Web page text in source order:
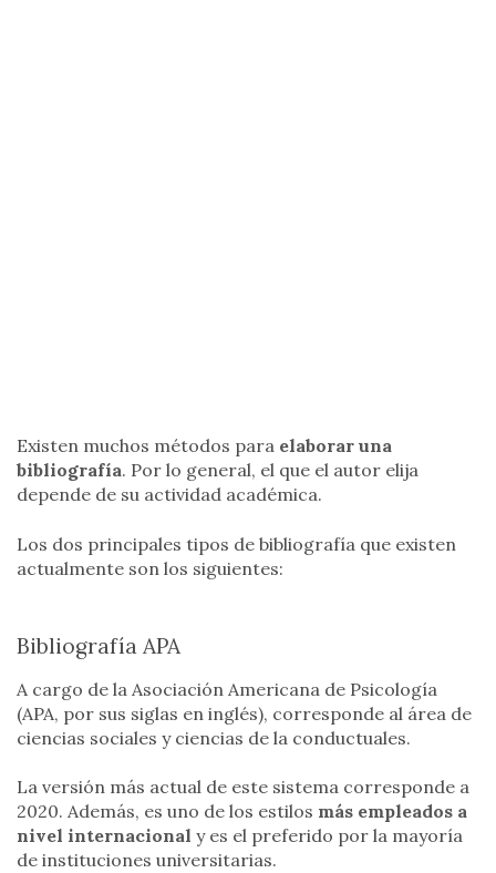
Existen muchos métodos para elaborar una
bibliografía. Por lo general, el que el autor elija
depende de su actividad académica.
Los dos principales tipos de bibliografía que existen
actualmente son los siguientes:
Bibliografía APA
A cargo de la Asociación Americana de Psicología
(APA, por sus siglas en inglés), corresponde al área de
ciencias sociales y ciencias de la conductuales.
La versión más actual de este sistema corresponde a
2020. Además, es uno de los estilos más empleados a
nivel internacional y es el preferido por la mayoría
de instituciones universitarias.